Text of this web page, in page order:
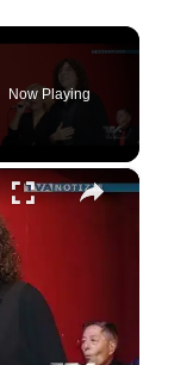
Now Playing
×